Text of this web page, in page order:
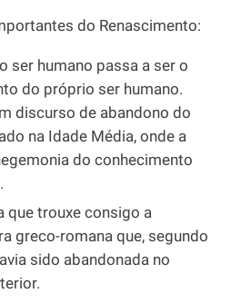
do Renascimento:
o ser humano passa a ser o
do próprio ser humano.
discurso de abandono do
na Idade Média, onde a
do conhecimento
que trouxe consigo a
greco-romana que, segundo
sido abandonada no